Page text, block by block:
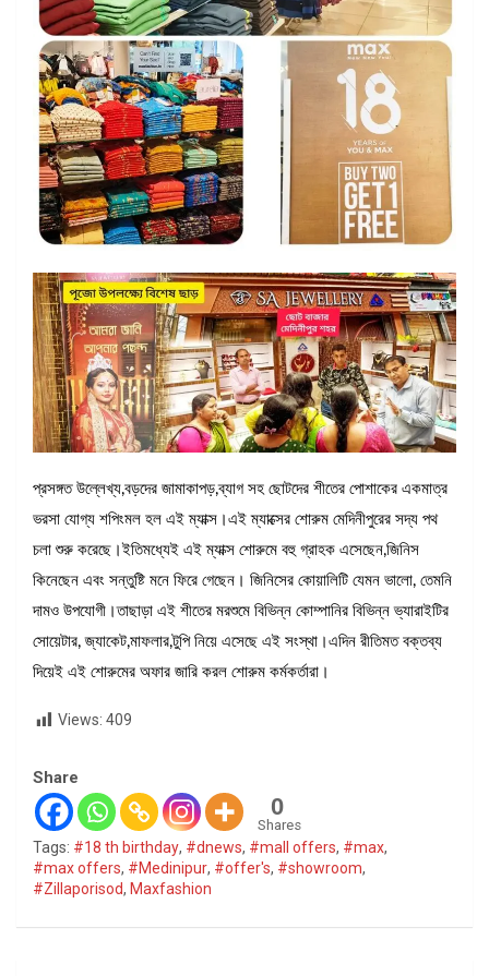
প্রসঙ্গত উল্লেখ্য,বড়দের জামাকাপড়,ব্যাগ সহ ছোটদের শীতের পোশাকের একমাত্র
ভরসা যোগ্য শপিংমল হল এই ম্যাক্স।এই ম্যাক্সের শোরুম মেদিনীপুরের সদ্য পথ
চলা শুরু করেছে।ইতিমধ্যেই এই ম্যাক্স শোরুমে বহু গ্রাহক এসেছেন,জিনিস
কিনেছেন এবং সন্তুষ্টি মনে ফিরে গেছেন। জিনিসের কোয়ালিটি যেমন ভালো, তেমনি
দামও উপযোগী।তাছাড়া এই শীতের মরশুমে বিভিন্ন কোম্পানির বিভিন্ন ভ্যারাইটির
সোয়েটার, জ্যাকেট,মাফলার,টুপি নিয়ে এসেছে এই সংস্থা।এদিন রীতিমত বক্তব্য
দিয়েই এই শোরুমের অফার জারি করল শোরুম কর্মকর্তারা।
Views: 409
Share
0
Shares
Tags: #18 th birthday, #dnews, #mall offers, #max,
#max offers, #Medinipur, #offer's, #showroom,
#Zillaporisod, Maxfashion